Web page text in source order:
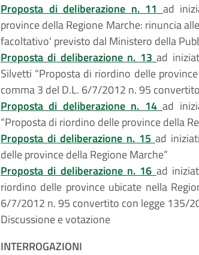
Proposta di deliberazione n. 11 ad
province della Regione Marche: rinuncia
facoltativo' previsto dal Ministero della
Proposta di deliberazione n. 13ad
Silvetti “Proposta di riordino delle
comma 3 del D.L. 6/7/2012 n. 95
Proposta di deliberazione n. 14ad
“Proposta di riordino delle province della
Proposta di deliberazione n. 15 ad
delle province della Regione Marche”
Proposta di deliberazione n. 16 ad
riordino delle province ubicate nella
6/7/2012 n. 95 convertito con legge 135/
Discussione e votazione
INTERROGAZIONI